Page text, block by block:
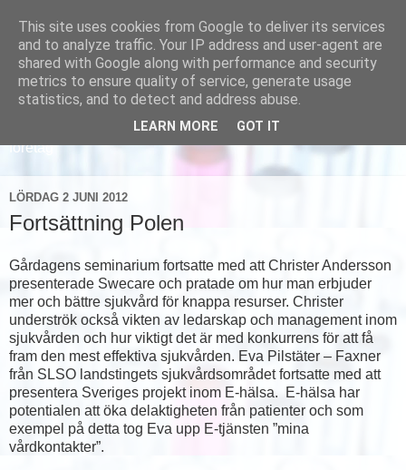
Läs om hur vi marknadsför svensk sjukvård och svenska
företag
LÖRDAG 2 JUNI 2012
Fortsättning Polen
Gårdagens seminarium fortsatte med att Christer Andersson
presenterade Swecare och pratade om hur man erbjuder
mer och bättre sjukvård för knappa resurser. Christer
underströk också vikten av ledarskap och management inom
sjukvården och hur viktigt det är med konkurrens för att få
fram den mest effektiva sjukvården. Eva Pilstäter – Faxner
från SLSO landstingets sjukvårdsområdet fortsatte med att
presentera Sveriges projekt inom E-hälsa. E-hälsa har
potentialen att öka delaktigheten från patienter och som
exempel på detta tog Eva upp E-tjänsten ”mina
vårdkontakter”.
This site uses cookies from Google to deliver its services
and to analyze traffic. Your IP address and user-agent are
shared with Google along with performance and security
metrics to ensure quality of service, generate usage
statistics, and to detect and address abuse.
LEARN MORE GOT IT